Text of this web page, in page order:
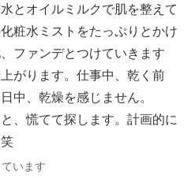
とオイルミルクで肌を整えて
粧水ミストをたっぷりとかけ
ファンデとつけていきます
がります。仕事中、乾く前
中、乾燥を感じません。
、慌てて探します。計画的に
います